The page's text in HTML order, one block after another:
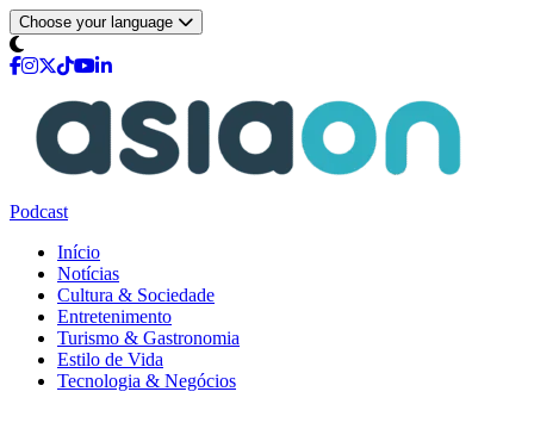
Choose your language
Podcast
Início
Notícias
Cultura & Sociedade
Entretenimento
Turismo & Gastronomia
Estilo de Vida
Tecnologia & Negócios